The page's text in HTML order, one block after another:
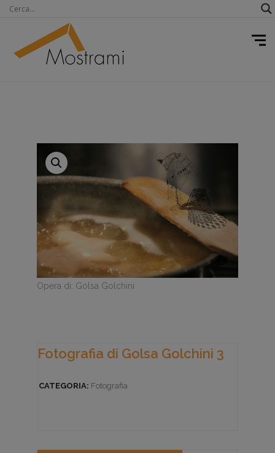
Opera di: Golsa Golchini
Fotografia di Golsa Golchini 3
CATEGORIA: Fotografia